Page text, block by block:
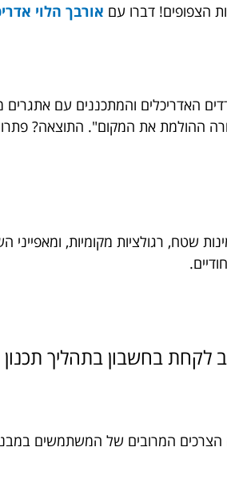
הצפופים! דברו עם אורבך הלוי
האדריכלים והמתכננים עם
ההולמת את המקום". התוצאה?
שטח, רגולציות מקומיות,
בחשבון בתהליך תכנון
המרובים של המשתמשים